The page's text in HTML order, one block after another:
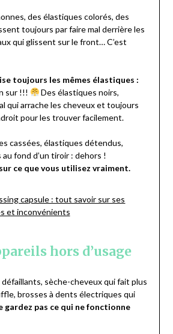
des élastiques colorés, des
toujours par faire mal derrière les
qui glissent sur le front… C’est
toujours les mêmes élastiques :
sur !!!
Des élastiques noirs,
qui arrache les cheveux et toujours
pour les trouver facilement.
cassées, élastiques détendus,
fond d’un tiroir : dehors !
ce que vous utilisez vraiment.
capsule : tout savoir sur ses
et inconvénients
hors d’usage
sèche-cheveux qui fait plus
brosses à dents électriques qui
gardez pas ce qui ne fonctionne